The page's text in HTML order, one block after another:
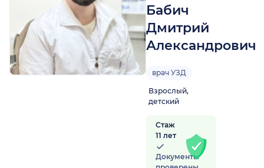
Бабич
Дмитрий
Александрович
врач УЗД
Взрослый,
детский
Стаж
11 лет
Документы